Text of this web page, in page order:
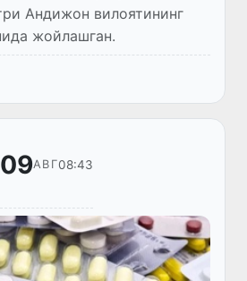
Андижон вилоятининг
жойлашган.
09АВГ08:43